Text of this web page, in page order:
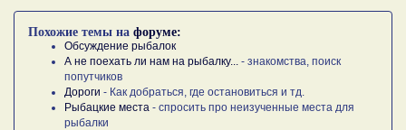
Похожие темы на форуме:
Обсуждение рыбалок
А не поехать ли нам на рыбалку... - знакомства, поиск
попутчиков
Дороги - Как добраться, где остановиться и тд.
Рыбацкие места - спросить про неизученные места для
рыбалки